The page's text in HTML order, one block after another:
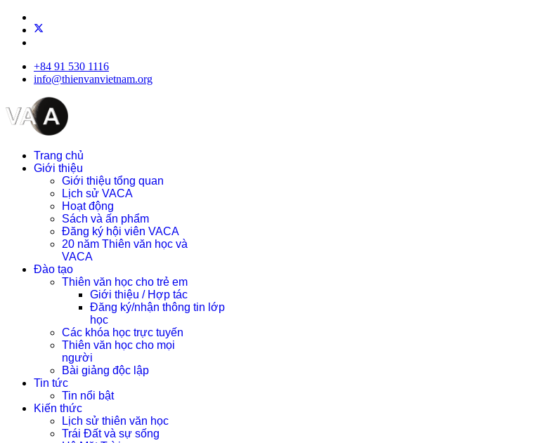
+84 91 530 1116
info@thienvanvietnam.org
Trang chủ
Giới thiệu
Giới thiệu tổng quan
Lịch sử VACA
Hoạt động
Sách và ấn phẩm
Đăng ký hội viên VACA
20 năm Thiên văn học và
VACA
Đào tạo
Thiên văn học cho trẻ em
Giới thiệu / Hợp tác
Đăng ký/nhận thông tin lớp
học
Các khóa học trực tuyến
Thiên văn học cho mọi
người
Bài giảng độc lập
Tin tức
Tin nổi bật
Kiến thức
Lịch sử thiên văn học
Trái Đất và sự sống